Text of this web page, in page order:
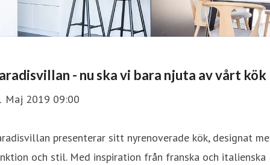
- nu ska vi bara njuta av vårt kök
Maj 2019 09:00
presenterar sitt nyrenoverade kök, designat
och stil. Med inspiration från franska och italienska